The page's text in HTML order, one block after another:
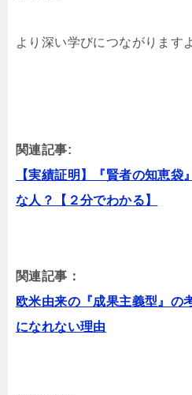
より深い学びにつながります
関連記事:
【実績証明】『賢者の知恵袋
な人？【２分でわかる】
関連記事：
欧米由来の『成果主義型』の
になれない理由